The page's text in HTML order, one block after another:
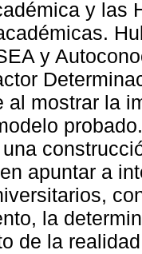
y las
y
al mostrar la
apuntar a
la
de la